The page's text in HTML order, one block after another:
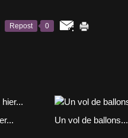
Repost 0
Un vol de ballons...